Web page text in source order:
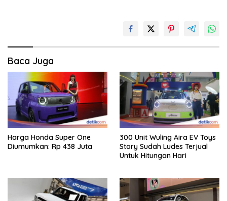
Baca Juga
Harga Honda Super One
Diumumkan: Rp 438 Juta
300 Unit Wuling Aira EV Toys
Story Sudah Ludes Terjual
Untuk Hitungan Hari